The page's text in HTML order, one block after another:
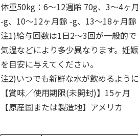
体重50kg：6～12週齢 70g、3～4ヶ
-g、10～12ヶ月齢 -g、13～18ヶ月
注1)給与回数は1日2～3回が一般的
気温などにより多少異なります。妊
を目安に与えてください。
注2)いつでも新鮮な水が飲めるよう
【賞味／使用期限(未開封)】15ヶ月
【原産国または製造地】アメリカ